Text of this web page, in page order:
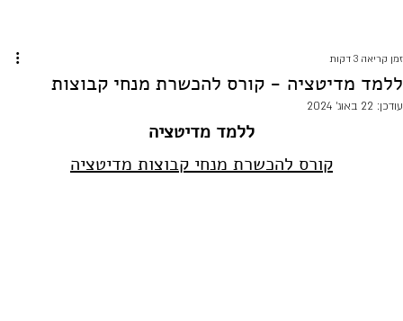
ללמד מדיטציה - קורס להכשרת מנחי קבוצות
זמן קריאה 3 דקות
עודכן: 22 באוג׳ 2024
ללמד מדיטציה
קורס להכשרת מנחי קבוצות מדיטציה